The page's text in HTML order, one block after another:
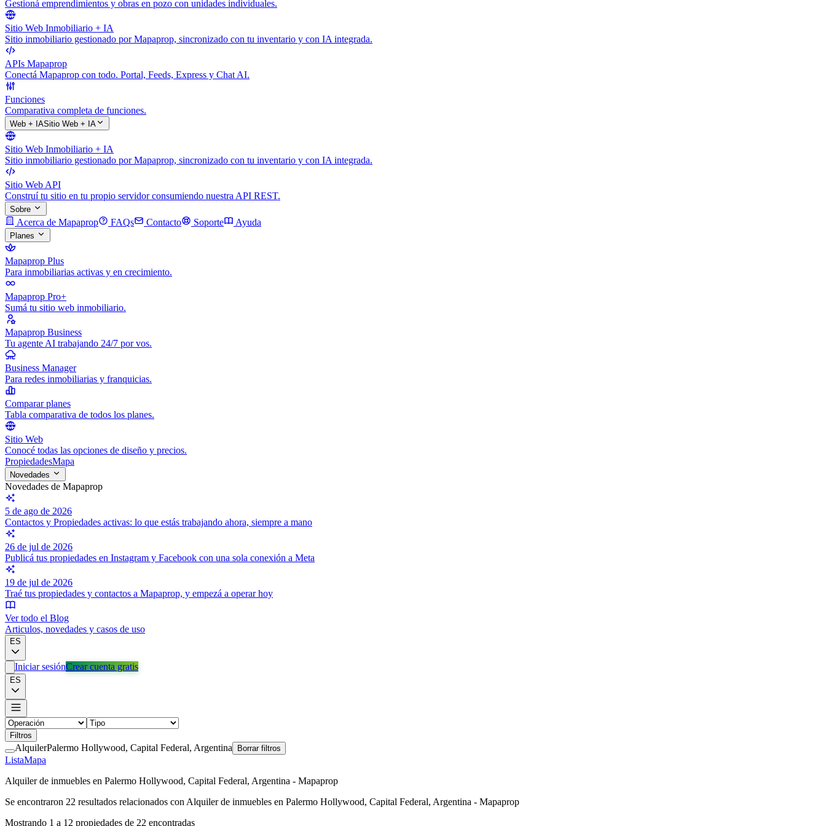
Gestioná emprendimientos y obras en pozo con unidades individuales.
Sitio Web Inmobiliario + IA
Sitio inmobiliario gestionado por Mapaprop, sincronizado con tu inventario y con IA integrada.
APIs Mapaprop
Conectá Mapaprop con todo. Portal, Feeds, Express y Chat AI.
Funciones
Comparativa completa de funciones.
Web + IASitio Web + IA
Sitio Web Inmobiliario + IA
Sitio inmobiliario gestionado por Mapaprop, sincronizado con tu inventario y con IA integrada.
Sitio Web API
Construí tu sitio en tu propio servidor consumiendo nuestra API REST.
Sobre
Acerca de Mapaprop FAQs Contacto Soporte Ayuda
Planes
Mapaprop Plus
Para inmobiliarias activas y en crecimiento.
Mapaprop Pro+
Sumá tu sitio web inmobiliario.
Mapaprop Business
Tu agente AI trabajando 24/7 por vos.
Business Manager
Para redes inmobiliarias y franquicias.
Comparar planes
Tabla comparativa de todos los planes.
Sitio Web
Conocé todas las opciones de diseño y precios.
PropiedadesMapa
Novedades
Novedades de Mapaprop
5 de ago de 2026
Contactos y Propiedades activas: lo que estás trabajando ahora, siempre a mano
26 de jul de 2026
Publicá tus propiedades en Instagram y Facebook con una sola conexión a Meta
19 de jul de 2026
Traé tus propiedades y contactos a Mapaprop, y empezá a operar hoy
Ver todo el Blog
Articulos, novedades y casos de uso
ES
Iniciar sesiónCrear cuenta gratis
ES
Filtros
AlquilerPalermo Hollywood, Capital Federal, Argentina Borrar filtros
ListaMapa
Alquiler de inmuebles en Palermo Hollywood, Capital Federal, Argentina - Mapaprop
Se encontraron 22 resultados relacionados con Alquiler de inmuebles en Palermo Hollywood, Capital Federal, Argentina - Mapaprop
Mostrando 1 a 12 propiedades de 22 encontradas